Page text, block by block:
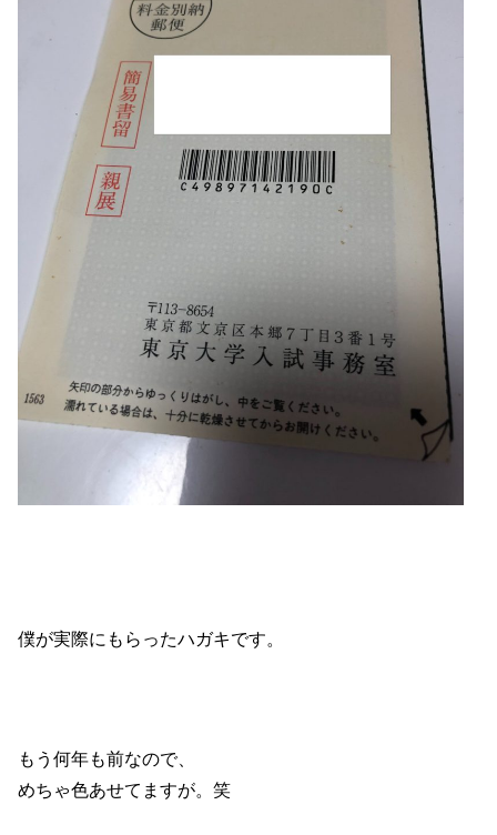
僕が実際にもらったハガキです。
もう何年も前なので、
めちゃ色あせてますが。笑